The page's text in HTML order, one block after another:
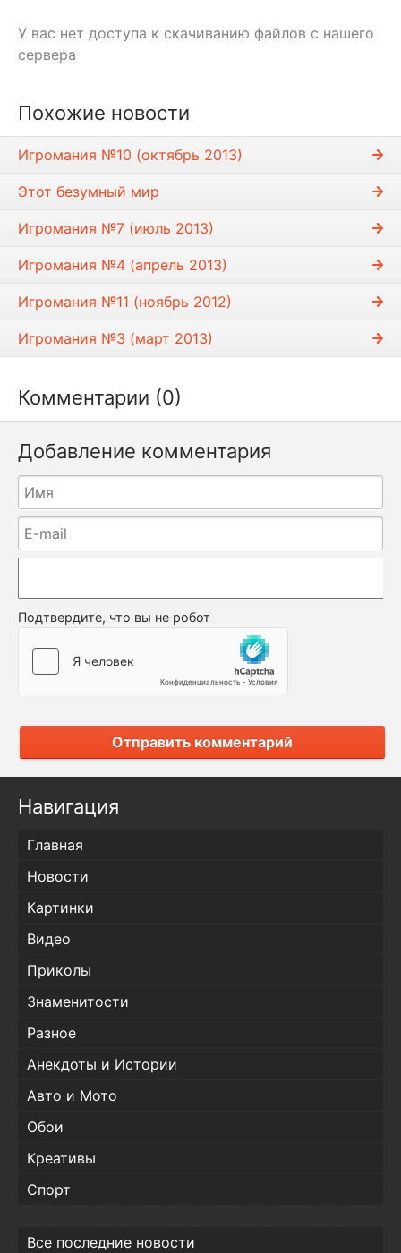
У вас нет доступа к скачиванию файлов с нашего
сервера
Похожие новости
Игромания №10 (октябрь 2013)
Этот безумный мир
Игромания №7 (июль 2013)
Игромания №4 (апрель 2013)
Игромания №11 (ноябрь 2012)
Игромания №3 (март 2013)
Комментарии (0)
Добавление комментария
Подтвердите, что вы не робот
Отправить комментарий
Навигация
Главная
Новости
Картинки
Видео
Приколы
Знаменитости
Разное
Анекдоты и Истории
Авто и Мото
Обои
Креативы
Спорт
Все последние новости